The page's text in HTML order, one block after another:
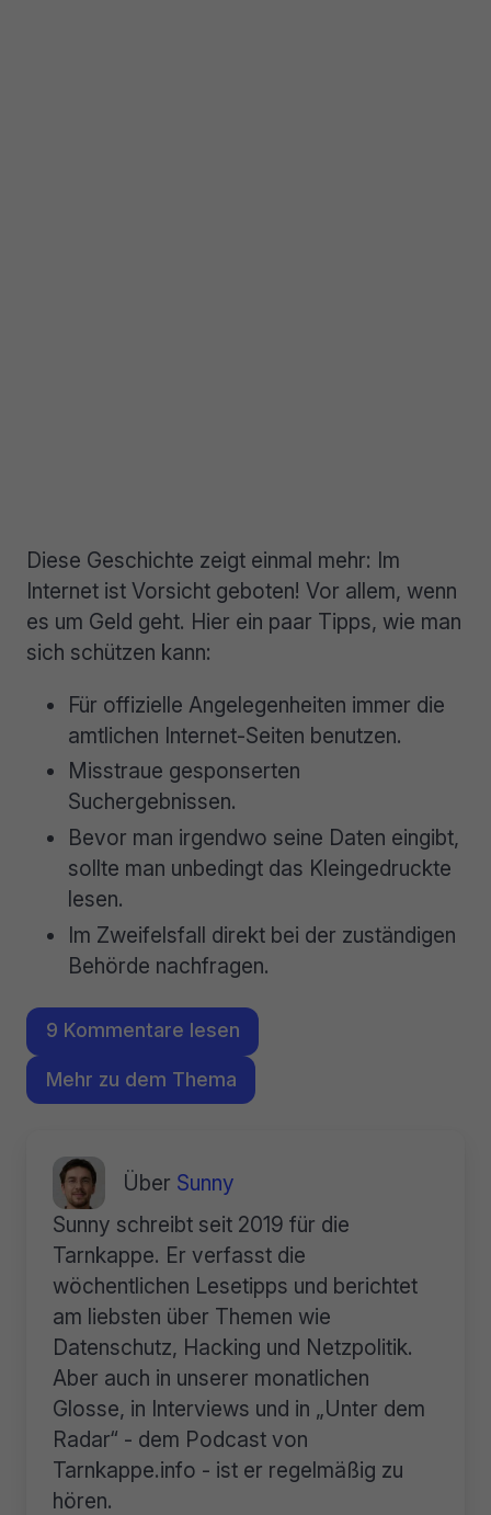
Diese Geschichte zeigt einmal mehr: Im
Internet ist Vorsicht geboten! Vor allem, wenn
es um Geld geht. Hier ein paar Tipps, wie man
sich schützen kann:
Für offizielle Angelegenheiten immer die
amtlichen Internet-Seiten benutzen.
Misstraue gesponserten
Suchergebnissen.
Bevor man irgendwo seine Daten eingibt,
sollte man unbedingt das Kleingedruckte
lesen.
Im Zweifelsfall direkt bei der zuständigen
Behörde nachfragen.
9 Kommentare lesen
Mehr zu dem Thema
Über Sunny
Sunny schreibt seit 2019 für die
Tarnkappe. Er verfasst die
wöchentlichen Lesetipps und berichtet
am liebsten über Themen wie
Datenschutz, Hacking und Netzpolitik.
Aber auch in unserer monatlichen
Glosse, in Interviews und in „Unter dem
Radar“ - dem Podcast von
Tarnkappe.info - ist er regelmäßig zu
hören.